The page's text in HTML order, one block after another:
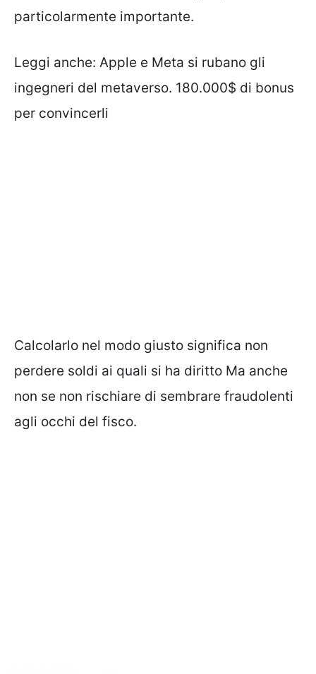
particolarmente importante.
Leggi anche: Apple e Meta si rubano gli
ingegneri del metaverso. 180.000$ di bonus
per convincerli
Calcolarlo nel modo giusto significa non
perdere soldi ai quali si ha diritto Ma anche
non se non rischiare di sembrare fraudolenti
agli occhi del fisco.